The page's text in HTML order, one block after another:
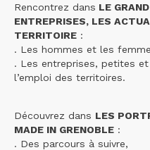
Rencontrez dans LE
ENTREPRISES, LES
TERRITOIRE :
. Les hommes et les
. Les entreprises, petites
l’emploi des territoires.
Découvrez dans LES
MADE IN GRENOBLE :
. Des parcours à suivre,